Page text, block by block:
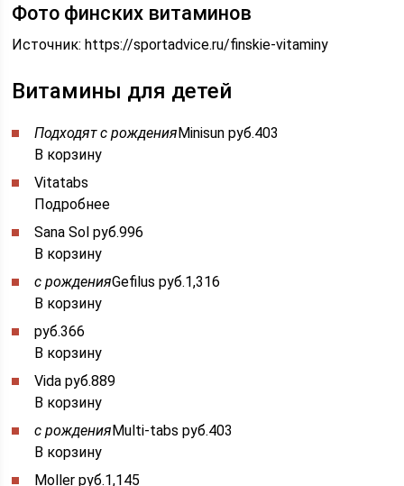
Фото финских витаминов
Источник:https://sportadvice.ru/finskie-vitaminy
Витамины для детей
Подходят с рожденияMinisun руб.403
В корзину
Vitatabs
Подробнее
Sana Sol руб.996
В корзину
с рожденияGefilus руб.1,316
В корзину
руб.366
В корзину
Vida руб.889
В корзину
с рожденияMulti-tabs руб.403
В корзину
Moller руб.1,145